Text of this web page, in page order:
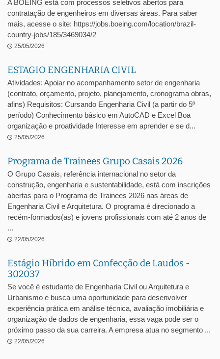
A BOEING está com processos seletivos abertos para
contratação de engenheiros em diversas áreas. Para saber
mais, acesse o site: https://jobs.boeing.com/location/brazil-
country-jobs/185/3469034/2
25/05/2026
ESTAGIO ENGENHARIA CIVIL
Atividades: Apoiar no acompanhamento setor de engenharia
(contrato, orçamento, projeto, planejamento, cronograma obras,
afins) Requisitos: Cursando Engenharia Civil (a partir do 5º
período) Conhecimento básico em AutoCAD e Excel Boa
organização e proatividade Interesse em aprender e se d...
25/05/2026
Programa de Trainees Grupo Casais 2026
O Grupo Casais, referência internacional no setor da
construção, engenharia e sustentabilidade, está com inscrições
abertas para o Programa de Trainees 2026 nas áreas de
Engenharia Civil e Arquitetura. O programa é direcionado a
recém-formados(as) e jovens profissionais com até 2 anos de
...
22/05/2026
Estágio Híbrido em Confecção de Laudos -
302037
Se você é estudante de Engenharia Civil ou Arquitetura e
Urbanismo e busca uma oportunidade para desenvolver
experiência prática em análise técnica, avaliação imobiliária e
organização de dados de engenharia, essa vaga pode ser o
próximo passo da sua carreira. A empresa atua no segmento ...
22/05/2026